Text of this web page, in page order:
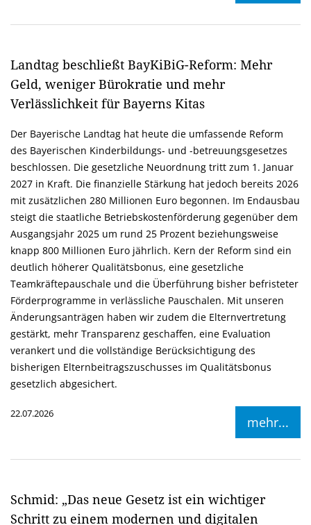
Landtag beschließt BayKiBiG-Reform: Mehr
Geld, weniger Bürokratie und mehr
Verlässlichkeit für Bayerns Kitas
Der Bayerische Landtag hat heute die umfassende Reform
des Bayerischen Kinderbildungs- und -betreuungsgesetzes
beschlossen. Die gesetzliche Neuordnung tritt zum 1. Januar
2027 in Kraft. Die finanzielle Stärkung hat jedoch bereits 2026
mit zusätzlichen 280 Millionen Euro begonnen. Im Endausbau
steigt die staatliche Betriebskostenförderung gegenüber dem
Ausgangsjahr 2025 um rund 25 Prozent beziehungsweise
knapp 800 Millionen Euro jährlich. Kern der Reform sind ein
deutlich höherer Qualitätsbonus, eine gesetzliche
Teamkräftepauschale und die Überführung bisher befristeter
Förderprogramme in verlässliche Pauschalen. Mit unseren
Änderungsanträgen haben wir zudem die Elternvertretung
gestärkt, mehr Transparenz geschaffen, eine Evaluation
verankert und die vollständige Berücksichtigung des
bisherigen Elternbeitragszuschusses im Qualitätsbonus
gesetzlich abgesichert.
22.07.2026
mehr...
Schmid: „Das neue Gesetz ist ein wichtiger
Schritt zu einem modernen und digitalen